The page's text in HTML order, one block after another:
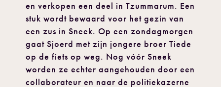
en verkopen een deel in Tzummarum. Een
stuk wordt bewaard voor het gezin van
een zus in Sneek. Op een zondagmorgen
gaat Sjoerd met zijn jongere broer Tiede
op de fiets op weg. Nog vóór Sneek
worden ze echter aangehouden door een
collaborateur en naar de politiekazerne